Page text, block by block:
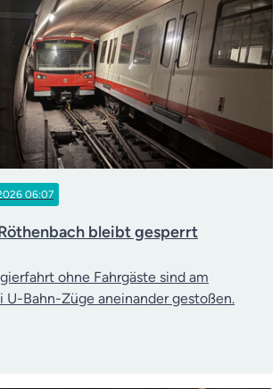
06:07
bleibt gesperrt
ohne Fahrgäste sind am
U-Bahn-Züge aneinander gestoßen.